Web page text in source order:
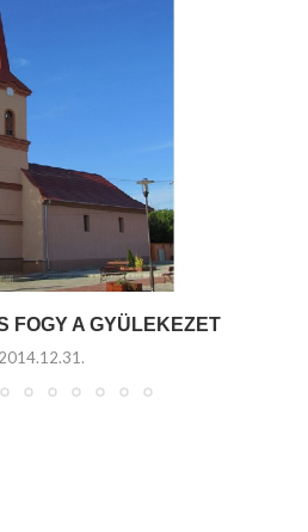
FOGY A GYÜLEKEZET
2014.12.31.